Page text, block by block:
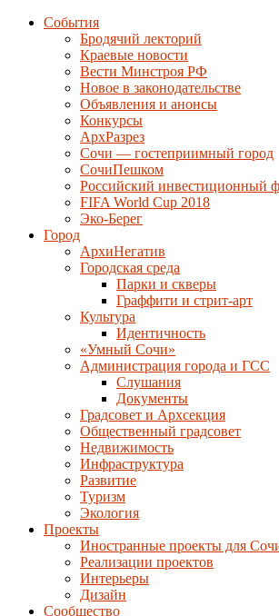
События
Бродячий лекторий
Краевые новости
Вести Минстроя РФ
Новое в законодательстве
Объявления и анонсы
Конкурсы
АрхРазрез
Сочи — гостеприимный город
СочиПешком
Российский инвестиционный
FIFA World Cup 2018
Эко-Берег
Город
АрхиНегатив
Городская среда
Парки и скверы
Граффити и стрит-арт
Культура
Идентичность
«Умный Сочи»
Администрация города и ГСС
Слушания
Документы
Градсовет и Архсекция
Общественный градсовет
Недвижимость
Инфраструктура
Развитие
Туризм
Экология
Проекты
Иностранные проекты для
Реализации проектов
Интерьеры
Дизайн
Сообщество